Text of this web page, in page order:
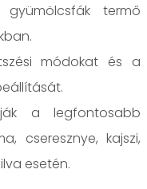
termő
módokat és a
a legfontosabb
cseresznye, kajszi,
esetén.